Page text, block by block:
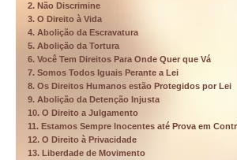
2. Não Discrimine
3. O Direito à Vida
4. Abolição da Escravatura
5. Abolição da Tortura
6. Você Tem Direitos Para Onde Quer que Vá
7. Somos Todos Iguais Perante a Lei
8. Os Direitos Humanos estão Protegidos por Lei
9. Abolição da Detenção Injusta
10. O Direito a Julgamento
11. Estamos Sempre Inocentes até Prova em
12. O Direito à Privacidade
13. Liberdade de Movimento